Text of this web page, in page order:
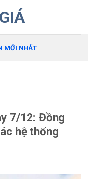
MỚI NHẤT
7/12: Đồng
hệ thống